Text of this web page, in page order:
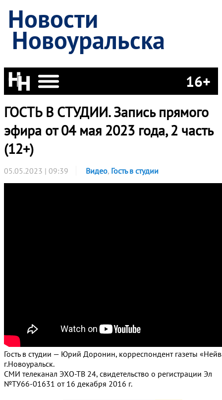
Новости
Новоуральска
16+
ГОСТЬ В СТУДИИ. Запись прямого
эфира от 04 мая 2023 года, 2 часть
(12+)
05.05.2023 | 09:39 Видео, Гость в студии
Гость в студии — Юрий Доронин, корреспондент газеты
г.Новоуральск.
СМИ телеканал ЭХО-ТВ 24, свидетельство о регистрации Эл
№ТУ66-01631 от 16 декабря 2016 г.